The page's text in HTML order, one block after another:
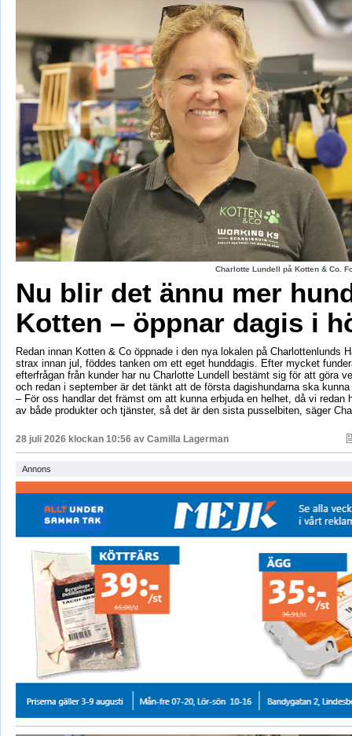
Charlotte Lundell på Kotten & Co.
Nu blir det ännu mer
Kotten – öppnar dagis i
Redan innan Kotten & Co öppnade i den nya lokalen på Charlottenlunds
strax innan jul, föddes tanken om ett eget hunddagis. Efter mycket
efterfrågan från kunder har nu Charlotte Lundell bestämt sig för att göra
och redan i september är det tänkt att de första dagishundarna ska
– För oss handlar det främst om att kunna erbjuda en helhet, då vi redan
av både produkter och tjänster, så det är den sista pusselbiten, säger
28 juli 2026 klockan 10:56 av Camilla Lagerman
Annons